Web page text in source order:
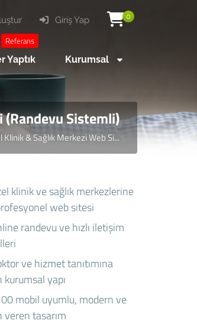
0
Giriş Yap
Referans
Yaptık Kurumsal
(Randevu Sistemli)
Klinik & Sağlık Merkezi Web Si...
klinik ve sağlık merkezlerine
web sitesi
randevu ve hızlı iletişim
ve hizmet tanıtımına
kurumsal yapı
mobil uyumlu, modern ve
veren tasarım